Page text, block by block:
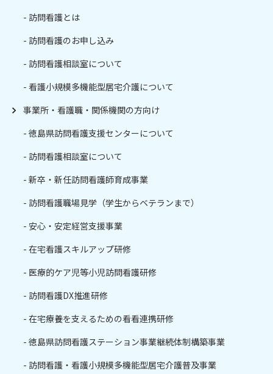
訪問看護とは
訪問看護のお申し込み
訪問看護相談室について
看護小規模多機能型居宅介護について
事業所・看護職・関係機関の方向け
徳島県訪問看護支援センターについて
訪問看護相談室について
新卒・新任訪問看護師育成事業
訪問看護職場見学（学生からベテランまで）
安心・安定経営支援事業
在宅看護スキルアップ研修
医療的ケア児等小児訪問看護研修
訪問看護DX推進研修
在宅療養を支えるための看看連携研修
徳島県訪問看護ステーション事業継続体制構築事業
訪問看護・看護小規模多機能型居宅介護普及事業